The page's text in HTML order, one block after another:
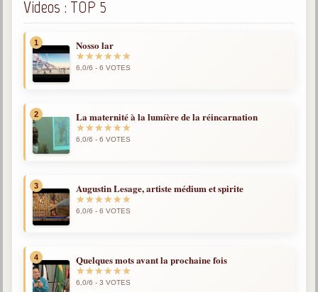
Videos : TOP 5
1 Nosso lar
6,0/6 - 6 VOTES
2 La maternité à la lumíère de la réincarnation
6,0/6 - 6 VOTES
3 Augustin Lesage, artiste médium et spirite
6,0/6 - 6 VOTES
4 Quelques mots avant la prochaine fois
6,0/6 - 3 VOTES